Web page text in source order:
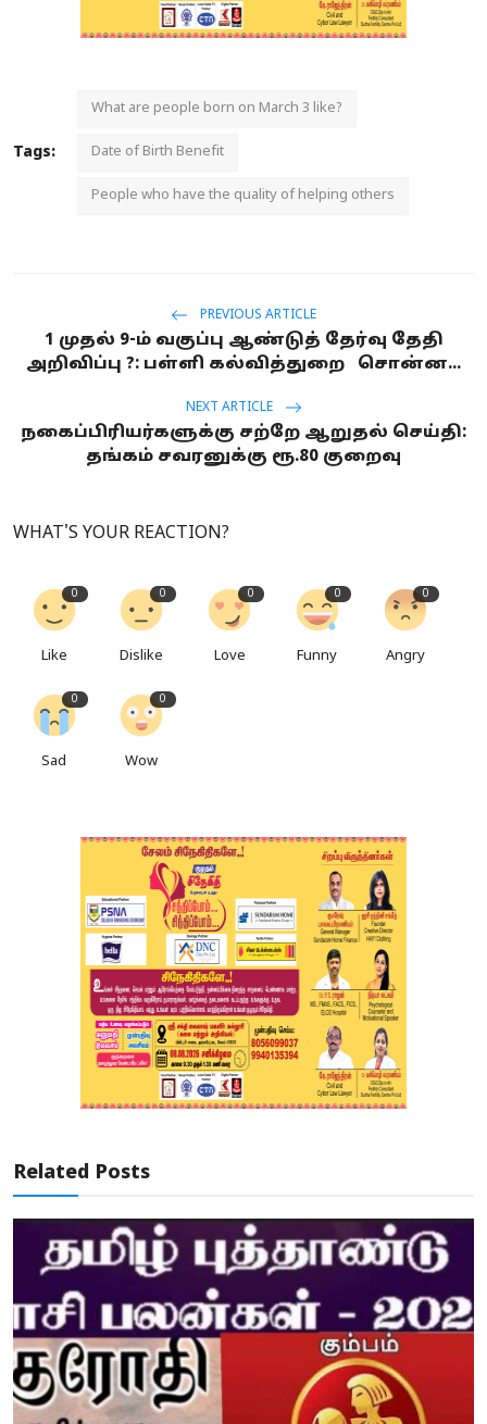
Tags:
What are people born on March 3 like?
Date of Birth Benefit
People who have the quality of helping others
PREVIOUS ARTICLE
1 முதல் 9-ம் வகுப்பு ஆண்டுத் தேர்வு தேதி
அறிவிப்பு ?: பள்ளி கல்வித்துறை சொன்ன...
NEXT ARTICLE
நகைப்பிரியர்களுக்கு சற்றே ஆறுதல் செய்தி:
தங்கம் சவரனுக்கு ரூ.80 குறைவு
WHAT'S YOUR REACTION?
0
Like
0
Dislike
0
Love
0
Funny
0
Angry
0
Sad
0
Wow
Related Posts